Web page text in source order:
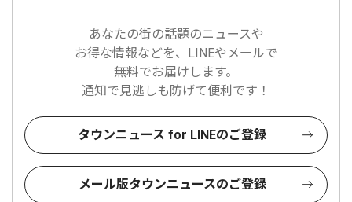
あなたの街の話題のニュースや
お得な情報などを、LINEやメールで
無料でお届けします。
通知で見逃しも防げて便利です！
タウンニュース for LINEのご登録
メール版タウンニュースのご登録